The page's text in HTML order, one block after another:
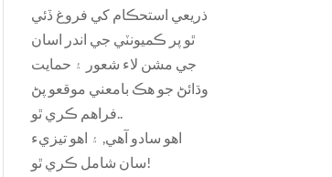
ذريعي استحڪام کي فروغ ڏئي
ٿو پر ڪميونٽي جي اندر اسان
جي مشن لاء شعور ۽ حمايت
وڌائڻ جو هڪ بامعني موقعو پڻ
فراهم ڪري ٿو..
اهو سادو آهي, ۽ اهو تيزيء
سان شامل ڪري ٿو!